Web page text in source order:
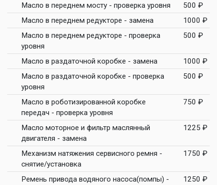
Масло в переднем мосту - проверка уровня
500 ₽
Масло в переднем редукторе - замена
1000 ₽
Масло в переднем редукторе - проверка
уровня
500 ₽
Масло в раздаточной коробке - замена
1000 ₽
Масло в раздаточной коробке - проверка
уровня
500 ₽
Масло в роботизированной коробке
передач - проверка уровня
750 ₽
Масло моторное и фильтр маслянный
двигателя - замена
1225 ₽
Механизм натяжения сервисного ремня -
снятие/установка
1750 ₽
Ремень привода водяного насоса(помпы) -
1250 ₽